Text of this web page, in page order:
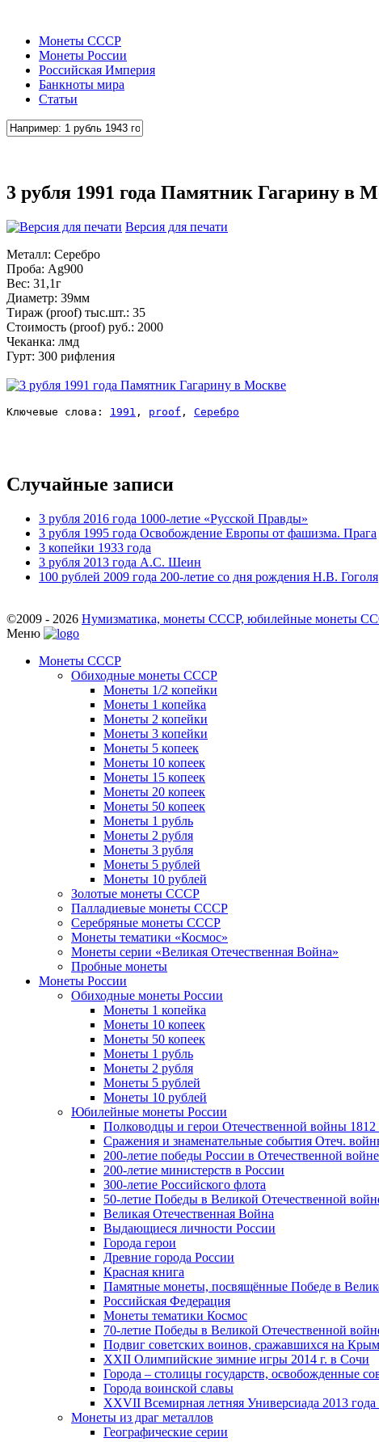
Монеты СССР
Монеты России
Российская Империя
Банкноты мира
Статьи
3 рубля 1991 года Памятник Гагарину в
Версия для печати
Металл: Серебро
Проба: Ag900
Вес: 31,1г
Диаметр: 39мм
Тираж (proof) тыс.шт.: 35
Стоимость (proof) руб.: 2000
Чеканка: лмд
Гурт: 300 рифления
Ключевые слова: 1991 , proof , Серебро
Случайные записи
3 рубля 2016 года 1000-летие «Русской Правды»
3 рубля 1995 года Освобождение Европы от фашизма. Прага
3 копейки 1933 года
3 рубля 2013 года А.С. Шеин
100 рублей 2009 года 200-летие со дня рождения Н.В. Гоголя
©2009 - 2026 Нумизматика, монеты СССР, юбилейные монеты
Меню
Монеты СССР
Обиходные монеты СССР
Монеты 1/2 копейки
Монеты 1 копейка
Монеты 2 копейки
Монеты 3 копейки
Монеты 5 копеек
Монеты 10 копеек
Монеты 15 копеек
Монеты 20 копеек
Монеты 50 копеек
Монеты 1 рубль
Монеты 2 рубля
Монеты 3 рубля
Монеты 5 рублей
Монеты 10 рублей
Золотые монеты СССР
Палладиевые монеты СССР
Серебряные монеты CCCР
Монеты тематики «Космос»
Монеты серии «Великая Отечественная Война»
Пробные монеты
Монеты России
Обиходные монеты России
Монеты 1 копейка
Монеты 10 копеек
Монеты 50 копеек
Монеты 1 рубль
Монеты 2 рубля
Монеты 5 рублей
Монеты 10 рублей
Юбилейные монеты России
Полководцы и герои Отечественной войны 1812
Сражения и знаменательные события Отеч.
200-летие победы России в Отечественной
200-летие министерств в России
300-летие Российского флота
50-летие Победы в Великой Отечественной
Великая Отечественная Война
Выдающиеся личности России
Города герои
Древние города России
Красная книга
Памятные монеты, посвящённые Победе в
Российская Федерация
Монеты тематики Космос
70-летие Победы в Великой Отечественной
Подвиг советских воинов, сражавшихся на
XXII Олимпийские зимние игры 2014 г. в Сочи
Города – столицы государств, освобожденные
Города воинской славы
XXVII Всемирная летняя Универсиада 2013 года
Монеты из драг металлов
Географические серии